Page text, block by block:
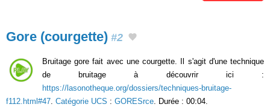
Gore (courgette) #2
Bruitage gore fait avec une courgette. Il s'agit d'une technique
de bruitage à découvrir ici :
https://lasonotheque.org/dossiers/techniques-bruitage-
f112.html#47. Catégorie UCS : GORESrce. Durée : 00:04.